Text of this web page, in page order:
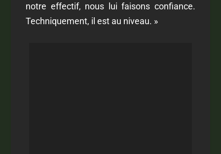
notre effectif, nous lui faisons confiance.
Techniquement, il est au niveau. »